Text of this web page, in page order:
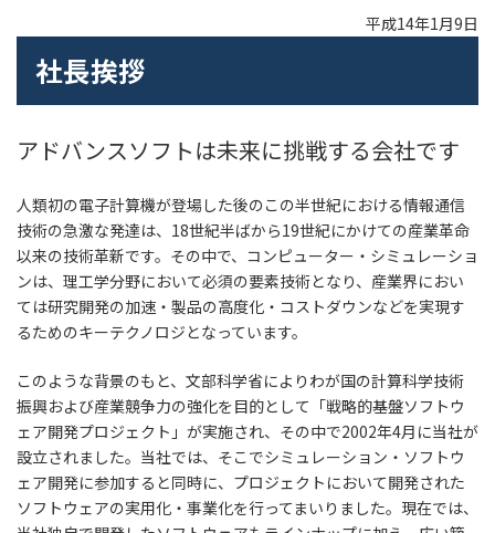
平成14年1月9日
社長挨拶
アドバンスソフトは未来に挑戦する会社です
人類初の電子計算機が登場した後のこの半世紀における情報通信
技術の急激な発達は、18世紀半ばから19世紀にかけての産業革命
以来の技術革新です。その中で、コンピューター・シミュレーショ
ンは、理工学分野において必須の要素技術となり、産業界におい
ては研究開発の加速・製品の高度化・コストダウンなどを実現す
るためのキーテクノロジとなっています。
このような背景のもと、文部科学省によりわが国の計算科学技術
振興および産業競争力の強化を目的として「戦略的基盤ソフトウ
ェア開発プロジェクト」が実施され、その中で2002年4月に当社が
設立されました。当社では、そこでシミュレーション・ソフトウ
ェア開発に参加すると同時に、プロジェクトにおいて開発された
ソフトウェアの実用化・事業化を行ってまいりました。現在では、